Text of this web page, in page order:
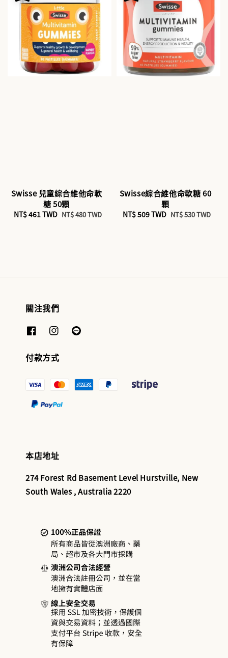
Swisse 兒童綜合維他命軟
糖 50顆
Sale
NT$ 461 TWD Regular
NT$ 480 TWD
Swisse綜合維他命軟糖 60
顆
Sale
NT$ 509 TWD Regular
NT$ 530 TWD
關注我們
付款方式
本店地址
274 Forest Rd Basement Level Hurstville, New
South Wales , Australia 2220